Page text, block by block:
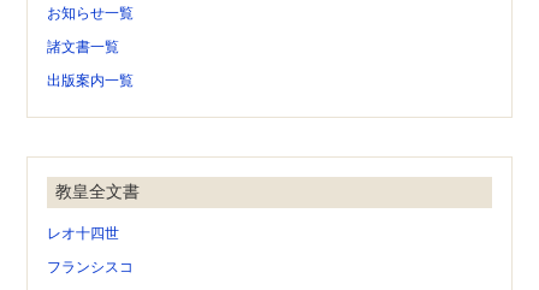
お知らせ一覧
諸文書一覧
出版案内一覧
教皇全文書
レオ十四世
フランシスコ